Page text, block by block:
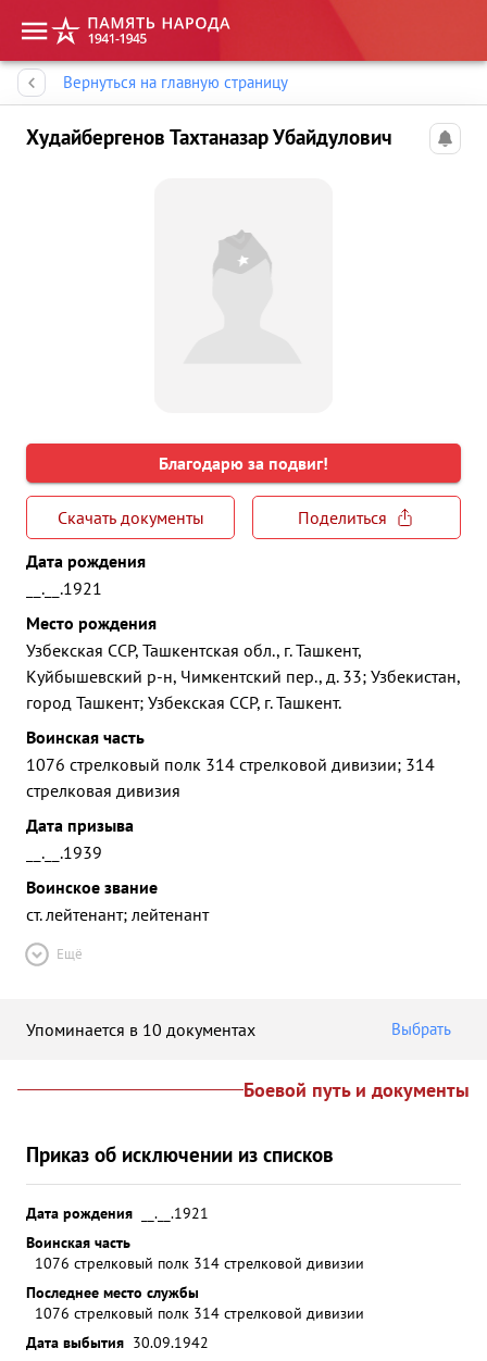
Вернуться на главную страницу
Худайбергенов Тахтаназар Убайдулович
Благодарю за подвиг!
Скачать документы
Поделиться
Дата рождения
__.__.1921
Место рождения
Узбекская ССР, Ташкентская обл., г. Ташкент,
Куйбышевский р-н, Чимкентский пер., д. 33; Узбекистан,
город Ташкент; Узбекская ССР, г. Ташкент.
Воинская часть
1076 стрелковый полк 314 стрелковой дивизии; 314
стрелковая дивизия
Дата призыва
__.__.1939
Воинское звание
ст. лейтенант; лейтенант
Ещё
Упоминается в 10 документах Выбрать
Боевой путь и документы
Приказ об исключении из списков
Дата рождения
__.__.1921
Воинская часть
1076 стрелковый полк 314 стрелковой дивизии
Последнее место службы
1076 стрелковый полк 314 стрелковой дивизии
Дата выбытия 30.09.1942
Память народа